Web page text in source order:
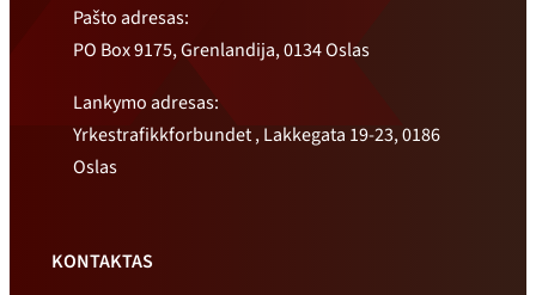
Pašto adresas:
PO Box 9175, Grenlandija, 0134 Oslas
Lankymo adresas:
Yrkestrafikkforbundet , Lakkegata 19-23, 0186
Oslas
KONTAKTAS